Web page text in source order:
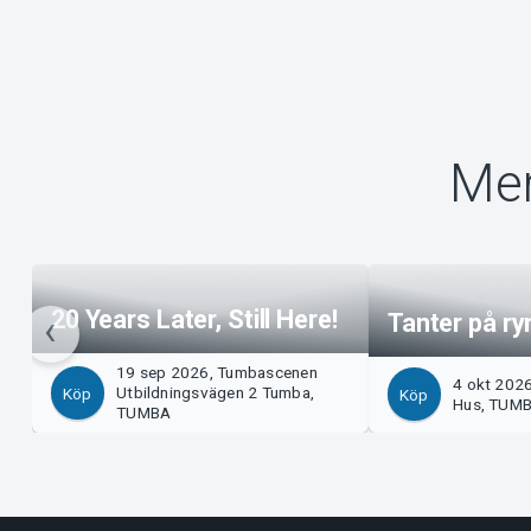
20 Years Later, Still Here!
Köp
19 sep 2026, Tumbascenen
Utbildningsvägen 2 Tumba,
TUMBA
Tanter på
Köp
4 okt
Hus,